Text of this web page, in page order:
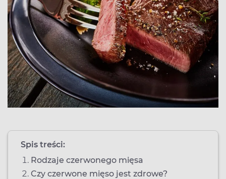
Spis treści:
Rodzaje czerwonego mięsa
Czy czerwone mięso jest zdrowe?